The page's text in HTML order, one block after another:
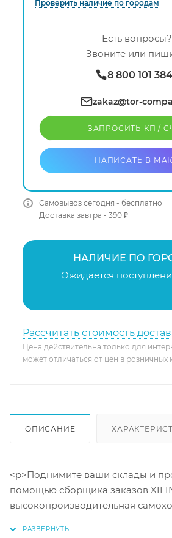
Проверить наличие по городам
Есть вопросы?
Звоните или
8 800 101
zakaz@tor-
ЗАПРОСИТЬ КП /
НАПИСАТЬ В
Самовывоз сегодня - бесплатно
Доставка завтра - 390 ₽
НАЛИЧИЕ ПО
Ожидается
Рассчитать стоимость
Цена действительна только для
может отличаться от цен в розничных
ОПИСАНИЕ
<p>Поднимите ваши склады и
помощью сборщика заказов XILIN
высокопроизводительная